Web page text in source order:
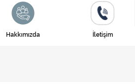
Hakkımızda İletişim